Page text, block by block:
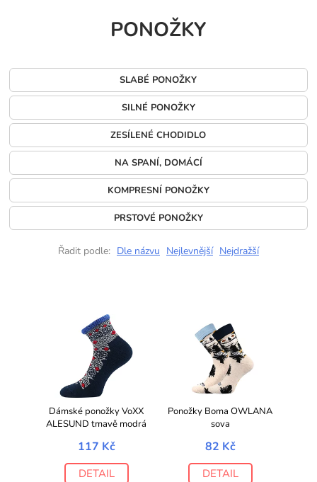
PONOŽKY
SLABÉ PONOŽKY
SILNÉ PONOŽKY
ZESÍLENÉ CHODIDLO
NA SPANÍ, DOMÁCÍ
KOMPRESNÍ PONOŽKY
PRSTOVÉ PONOŽKY
Řadit podle: Dle názvu Nejlevnější Nejdražší
Dámské ponožky VoXX
ALESUND tmavě modrá
117 Kč
DETAIL
Ponožky Boma OWLANA
sova
82 Kč
DETAIL